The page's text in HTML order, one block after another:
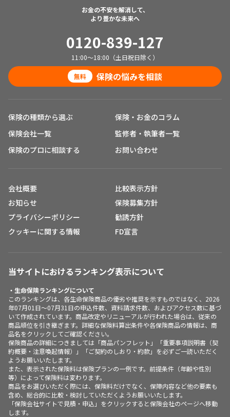
お金の不安を解消して、
より豊かな未来へ
0120-839-127
11:00～18:00（土日祝日除く）
無料 保険の悩みを相談
保険の種類から選ぶ
保険会社一覧
保険のプロに相談する
保険・お金のコラム
監修者・執筆者一覧
お問い合わせ
会社概要
お知らせ
プライバシーポリシー
クッキーに関する情報
比較表示方針
保険募集方針
勧誘方針
FD宣言
当サイトにおけるランキング表示について
・生命保険ランキングについて
このランキングは、各生命保険商品の優劣や推奨を示すものではなく、2026
年07月01日～07月31日の申込件数、資料請求件数、およびアクセス数に基づ
いて作成されています。商品改定やリニューアルが行われた場合は、従来の
商品順位を引き継ぎます。詳細な保険料算出条件や各保険商品の情報は、商
品名をクリックしてご確認ください。
保険商品の詳細につきましては「商品パンフレット」「重要事項説明書（契
約概要・注意喚起情報）」「ご契約のしおり・約款」を必ずご一読いただく
ようお願いいたします。
また、表示された保険料は保険プランの一例です。前提条件（年齢や性別
等）によって保険料は変わります。
商品をお選びいただく際には、保険料だけでなく、保障内容など他の要素も
含め、総合的に比較・検討していただくようお願いいたします。
「保険会社サイトで見積・申込」をクリックすると保険会社のページへ移動
します。